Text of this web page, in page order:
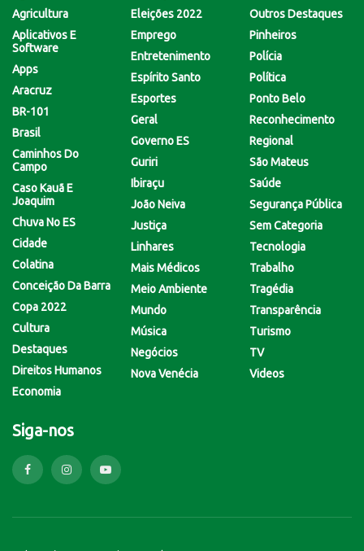
Agricultura
Aplicativos E
Software
Apps
Aracruz
BR-101
Brasil
Caminhos Do
Campo
Caso Kauã E
Joaquim
Chuva No ES
Cidade
Colatina
Conceição Da Barra
Copa 2022
Cultura
Destaques
Direitos Humanos
Economia
Eleições 2022
Emprego
Entretenimento
Espírito Santo
Esportes
Geral
Governo ES
Guriri
Ibiraçu
João Neiva
Justiça
Linhares
Mais Médicos
Meio Ambiente
Mundo
Música
Negócios
Nova Venécia
Outros Destaques
Pinheiros
Polícia
Política
Ponto Belo
Reconhecimento
Regional
São Mateus
Saúde
Segurança Pública
Sem Categoria
Tecnologia
Trabalho
Tragédia
Transparência
Turismo
TV
Videos
Siga-nos